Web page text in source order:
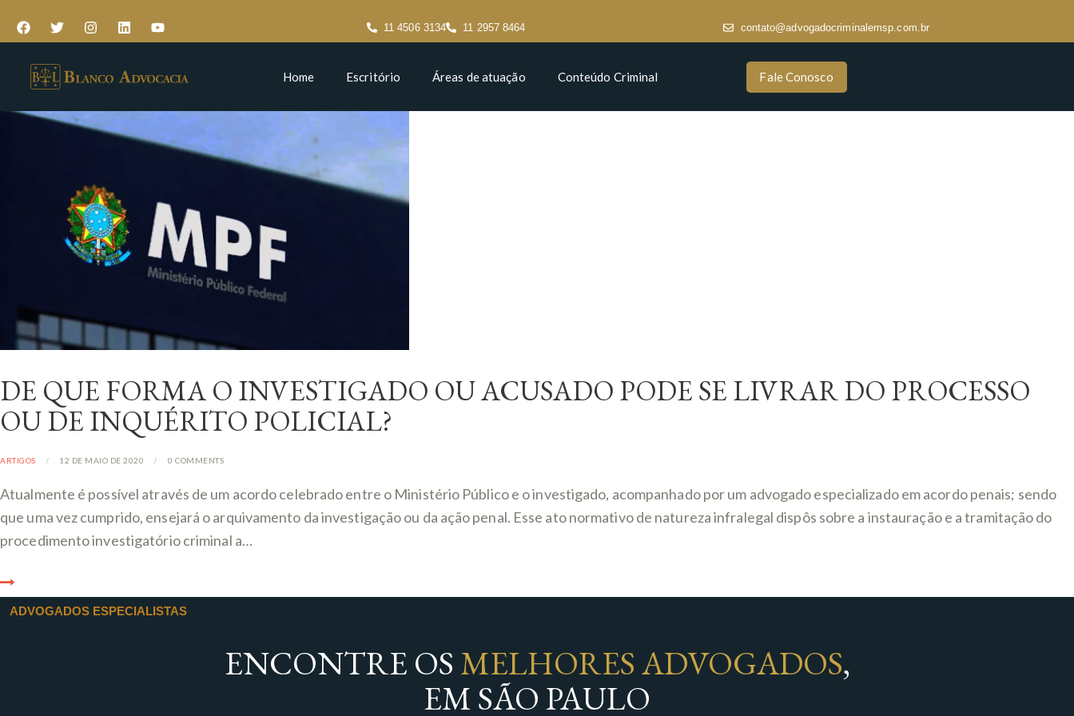
11 4506 3134 11 2957 8464 contato@advogadocriminalemsp.com.br
Home Escritório Áreas de atuação Conteúdo Criminal Fale Conosco
DE QUE FORMA O INVESTIGADO OU ACUSADO PODE SE LIVRAR DO PROCESSO
OU DE INQUÉRITO POLICIAL?
ARTIGOS 12 DE MAIO DE 2020 0 COMMENTS
Atualmente é possível através de um acordo celebrado entre o Ministério Público e o investigado, acompanhado por um advogado especializado em acordo penais; sendo
que uma vez cumprido, ensejará o arquivamento da investigação ou da ação penal. Esse ato normativo de natureza infralegal dispôs sobre a instauração e a tramitação do
procedimento investigatório criminal a…
ADVOGADOS ESPECIALISTAS
ENCONTRE OS MELHORES ADVOGADOS,
EM SÃO PAULO